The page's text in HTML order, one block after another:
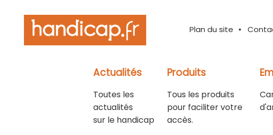
Plan du site
Actualités
Toutes les
actualités
sur le handicap
Produits
Tous les produits
pour faciliter votre
accès.